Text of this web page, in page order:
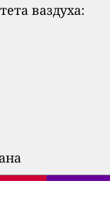
ваздуха: